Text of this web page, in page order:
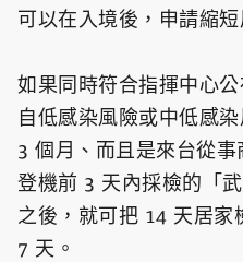
可以在入境後，申請縮短
如果同時符合指揮中心
自低感染風險或中低感
3 個月、而且是來台從
登機前 3 天內採檢的「
之後，就可把 14 天居家
7 天。